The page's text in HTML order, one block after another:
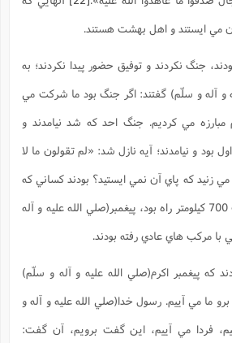
مي ايستند و اهل بهشت هستند.
جنگ نکردند و توفيق حضور پيدا نکردند؛ به
و آله و سلّم) گفتند: اگر جنگ بود ما شرکت مي
مبارزه مي کرديم. جنگ احد که شد نيامدند و
بود و نيامدند؛ آيه نازل شد: «لم تقولون ما لا
زنيد که پاي آن نمي ايستيد؟ بودند کساني که
در جنگ تبوک، جنگ تبوک 700 کيلومتر راه بود، پيغمبر(صلي الله عليه و آله
مرکب هاي عادي رفته بودند.
که پيغمبر اکرم(صلي الله عليه و آله و سلّم)
ما مي آييم. رسول خدا(صلي الله عليه و آله و
فردا مي آييم، اين گفت برويم، آن گفت: